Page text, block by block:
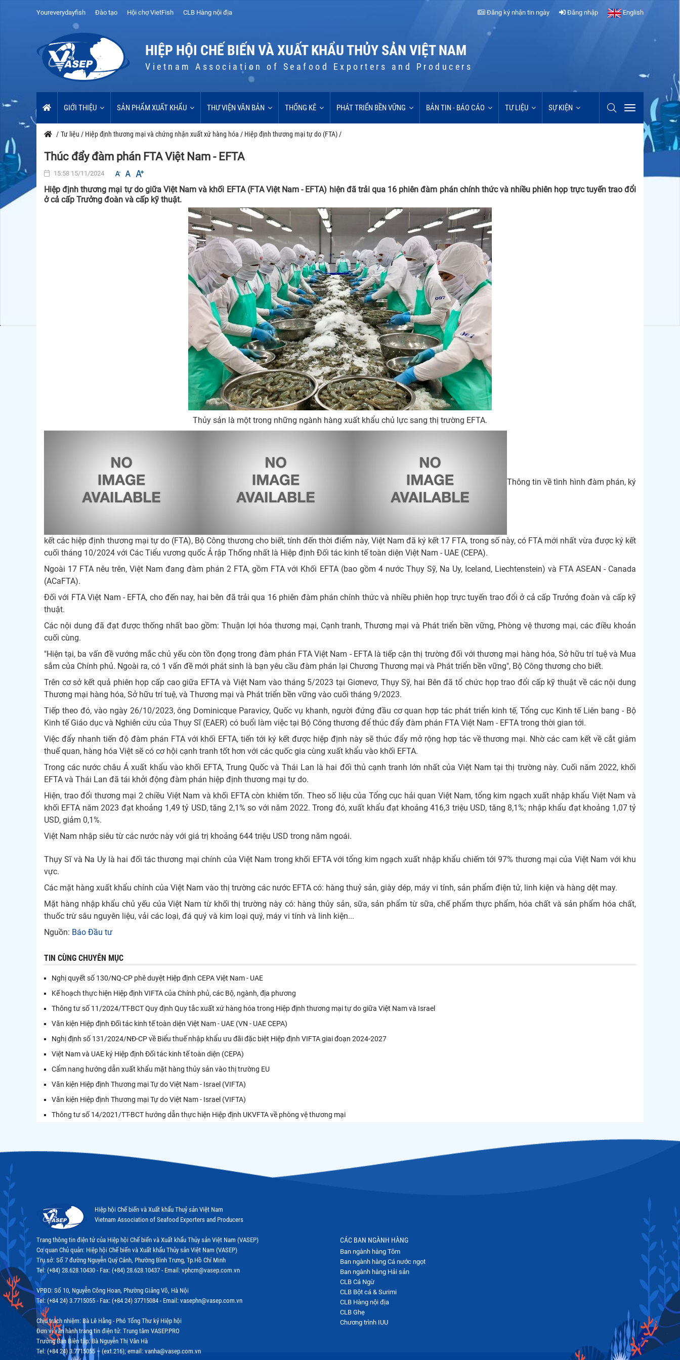
Youreverydayfish Đào tạo Hội chợ VietFish CLB Hàng nội địa Đăng ký nhận tin ngày Đăng nhập English
HIỆP HỘI CHẾ BIẾN VÀ XUẤT KHẨU THỦY SẢN VIỆT NAM
Vietnam Association of Seafood Exporters and Producers
GIỚI THIỆU SẢN PHẨM XUẤT KHẨU THƯ VIỆN VĂN BẢN THỐNG KÊ PHÁT TRIỂN BỀN VỮNG BẢN TIN - BÁO CÁO TƯ LIỆU SỰ KIỆN
/ Tư liệu / Hiệp định thương mại và chứng nhận xuất xứ hàng hóa / Hiệp định thương mại tự do (FTA) /
Thúc đẩy đàm phán FTA Việt Nam - EFTA
15:58 15/11/2024
Hiệp định thương mại tự do giữa Việt Nam và khối EFTA (FTA Việt Nam - EFTA) hiện đã trải qua 16 phiên đàm phán chính thức và nhiều phiên họp trực tuyến trao đổi
ở cả cấp Trưởng đoàn và cấp kỹ thuật.
Thủy sản là một trong những ngành hàng xuất khẩu chủ lực sang thị trường EFTA.
Thông tin về tình hình đàm phán, ký
kết các hiệp định thương mại tự do (FTA), Bộ Công thương cho biết, tính đến thời điểm này, Việt Nam đã ký kết 17 FTA, trong số này, có FTA mới nhất vừa được ký kết
cuối tháng 10/2024 với Các Tiểu vương quốc Ả rập Thống nhất là Hiệp định Đối tác kinh tế toàn diện Việt Nam - UAE (CEPA).
Ngoài 17 FTA nêu trên, Việt Nam đang đàm phán 2 FTA, gồm FTA với Khối EFTA (bao gồm 4 nước Thụy Sỹ, Na Uy, Iceland, Liechtenstein) và FTA ASEAN - Canada
(ACaFTA).
Đối với FTA Việt Nam - EFTA, cho đến nay, hai bên đã trải qua 16 phiên đàm phán chính thức và nhiều phiên họp trực tuyến trao đổi ở cả cấp Trưởng đoàn và cấp kỹ
thuật.
Các nội dung đã đạt được thống nhất bao gồm: Thuận lợi hóa thương mại, Cạnh tranh, Thương mại và Phát triển bền vững, Phòng vệ thương mại, các điều khoản
cuối cùng.
"Hiện tại, ba vấn đề vướng mắc chủ yếu còn tồn đọng trong đàm phán FTA Việt Nam - EFTA là tiếp cận thị trường đối với thương mại hàng hóa, Sở hữu trí tuệ và Mua
sắm của Chính phủ. Ngoài ra, có 1 vấn đề mới phát sinh là bạn yêu cầu đàm phán lại Chương Thương mại và Phát triển bền vững", Bộ Công thương cho biết.
Trên cơ sở kết quả phiên họp cấp cao giữa EFTA và Việt Nam vào tháng 5/2023 tại Giơnevơ, Thụy Sỹ, hai Bên đã tổ chức họp trao đổi cấp kỹ thuật về các nội dung
Thương mại hàng hóa, Sở hữu trí tuệ, và Thương mại và Phát triển bền vững vào cuối tháng 9/2023.
Tiếp theo đó, vào ngày 26/10/2023, ông Dominicque Paravicy, Quốc vụ khanh, người đứng đầu cơ quan hợp tác phát triển kinh tế, Tổng cục Kinh tế Liên bang - Bộ
Kinh tế Giáo dục và Nghiên cứu của Thụy Sĩ (EAER) có buổi làm việc tại Bộ Công thương để thúc đẩy đàm phán FTA Việt Nam - EFTA trong thời gian tới.
Việc đẩy nhanh tiến độ đàm phán FTA với khối EFTA, tiến tới ký kết được hiệp định này sẽ thúc đẩy mở rộng hợp tác về thương mại. Nhờ các cam kết về cắt giảm
thuế quan, hàng hóa Việt sẽ có cơ hội cạnh tranh tốt hơn với các quốc gia cùng xuất khẩu vào khối EFTA.
Trong các nước châu Á xuất khẩu vào khối EFTA, Trung Quốc và Thái Lan là hai đối thủ cạnh tranh lớn nhất của Việt Nam tại thị trường này. Cuối năm 2022, khối
EFTA và Thái Lan đã tái khởi động đàm phán hiệp định thương mại tự do.
Hiện, trao đổi thương mại 2 chiều Việt Nam và khối EFTA còn khiêm tốn. Theo số liệu của Tổng cục hải quan Việt Nam, tổng kim ngạch xuất nhập khẩu Việt Nam và
khối EFTA năm 2023 đạt khoảng 1,49 tỷ USD, tăng 2,1% so với năm 2022. Trong đó, xuất khẩu đạt khoảng 416,3 triệu USD, tăng 8,1%; nhập khẩu đạt khoảng 1,07 tỷ
USD, giảm 0,1%.
Việt Nam nhập siêu từ các nước này với giá trị khoảng 644 triệu USD trong năm ngoái.
Thụy Sĩ và Na Uy là hai đối tác thương mại chính của Việt Nam trong khối EFTA với tổng kim ngạch xuất nhập khẩu chiếm tới 97% thương mại của Việt Nam với khu
vực.
Các mặt hàng xuất khẩu chính của Việt Nam vào thị trường các nước EFTA có: hàng thuỷ sản, giày dép, máy vi tính, sản phẩm điện tử, linh kiện và hàng dệt may.
Mặt hàng nhập khẩu chủ yếu của Việt Nam từ khối thị trường này có: hàng thủy sản, sữa, sản phẩm từ sữa, chế phẩm thực phẩm, hóa chất và sản phẩm hóa chất,
thuốc trừ sâu nguyên liệu, vải các loại, đá quý và kim loại quý, máy vi tính và linh kiện...
Nguồn: Báo Đầu tư
TIN CÙNG CHUYÊN MỤC
Nghị quyết số 130/NQ-CP phê duyệt Hiệp định CEPA Việt Nam - UAE
Kế hoạch thực hiện Hiệp định VIFTA của Chính phủ, các Bộ, ngành, địa phương
Thông tư số 11/2024/TT-BCT Quy định Quy tắc xuất xứ hàng hóa trong Hiệp định thương mại tự do giữa Việt Nam và Israel
Văn kiện Hiệp định Đối tác kinh tế toàn diện Việt Nam - UAE (VN - UAE CEPA)
Nghị định số 131/2024/NĐ-CP về Biểu thuế nhập khẩu ưu đãi đặc biệt Hiệp định VIFTA giai đoạn 2024-2027
Việt Nam và UAE ký Hiệp định Đối tác kinh tế toàn diện (CEPA)
Cẩm nang hướng dẫn xuất khẩu mặt hàng thủy sản vào thị trường EU
Văn kiện Hiệp định Thương mại Tự do Việt Nam - Israel (VIFTA)
Văn kiện Hiệp định Thương mại Tự do Việt Nam - Israel (VIFTA)
Thông tư số 14/2021/TT-BCT hướng dẫn thực hiện Hiệp định UKVFTA về phòng vệ thương mại
Hiệp hội Chế biến và Xuất khẩu Thuỷ sản Việt Nam
Vietnam Association of Seafood Exporters and Producers
Trang thông tin điện tử của Hiệp hội Chế biến và Xuất khẩu Thủy sản Việt Nam (VASEP)
Cơ quan Chủ quản: Hiệp hội Chế biến và Xuất khẩu Thủy sản Việt Nam (VASEP)
Trụ sở: Số 7 đường Nguyễn Quý Cảnh, Phường Bình Trưng, Tp.Hồ Chí Minh
Tel: (+84) 28.628.10430 - Fax: (+84) 28.628.10437 - Email: vphcm@vasep.com.vn
VPĐD: Số 10, Nguyễn Công Hoan, Phường Giảng Võ, Hà Nội
Tel: (+84 24) 3.7715055 - Fax: (+84 24) 37715084 - Email: vasephn@vasep.com.vn
Chịu trách nhiệm: Bà Lê Hằng - Phó Tổng Thư ký Hiệp hội
Đơn vị vận hành trang tin điện tử: Trung tâm VASEP.PRO
Trưởng Ban Biên tập: Bà Nguyễn Thị Vân Hà
Tel: (+84 24) 3.7715055 – (ext.216); email: vanha@vasep.com.vn
CÁC BAN NGÀNH HÀNG
Ban ngành hàng Tôm
Ban ngành hàng Cá nước ngọt
Ban ngành hàng Hải sản
CLB Cá Ngừ
CLB Bột cá & Surimi
CLB Hàng nội địa
CLB Ghẹ
Chương trình IUU